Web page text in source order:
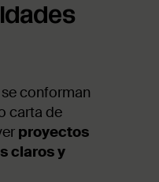
conforman
carta de
proyectos
claros y